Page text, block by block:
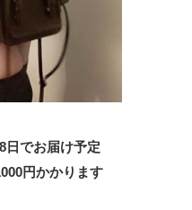
日でお届け予定
円かかります